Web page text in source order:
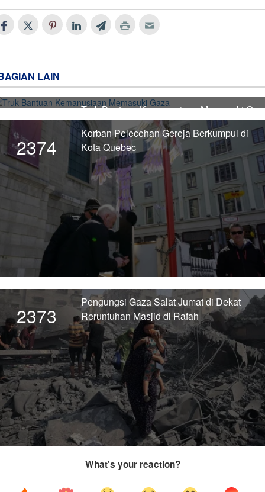
LAIN
2375
Truk Bantuan Kemanusiaan Memasuki
2374
Korban Pelecehan Gereja Berkumpul di
Kota Quebec
2373
Pengungsi Gaza Salat Jumat di Dekat
Reruntuhan Masjid di Rafah